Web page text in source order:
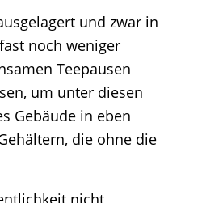
und zwar in
noch weniger
Teepausen
um unter diesen
Gebäude in eben
die ohne die
nicht